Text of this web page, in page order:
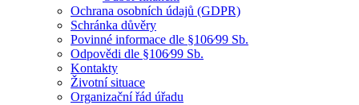
Ochrana osobních údajů (GDPR)
Schránka důvěry
Povinné informace dle §106⁄99 Sb.
Odpovědi dle §106⁄99 Sb.
Kontakty
Životní situace
Organizační řád úřadu